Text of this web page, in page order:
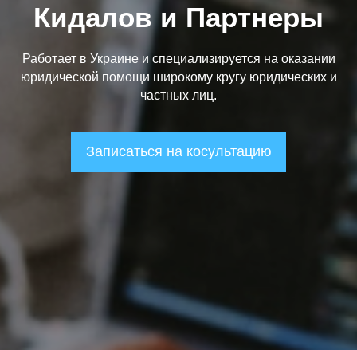
Кидалов и Партнеры
Работает в Украине и специализируется на оказании
юридической помощи широкому кругу юридических и
частных лиц.
Записаться на косультацию